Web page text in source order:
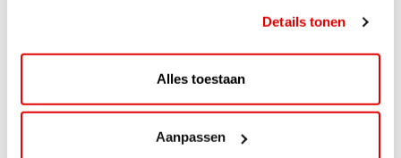
Details tonen
Alles toestaan
Aanpassen
ViaAVIA Super Deal: 20% korting bij
ViaLuxury Hotels